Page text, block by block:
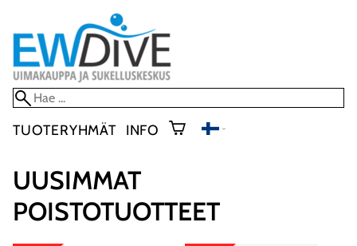
TUOTERYHMÄT INFO
UUSIMMAT
POISTOTUOTTEET